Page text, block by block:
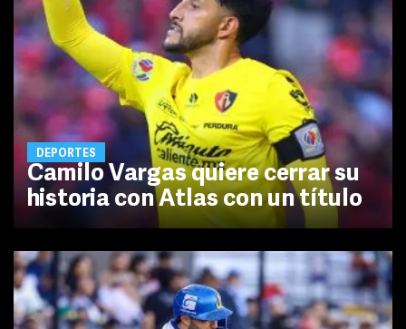
DEPORTES
Camilo Vargas quiere cerrar su
historia con Atlas con un título